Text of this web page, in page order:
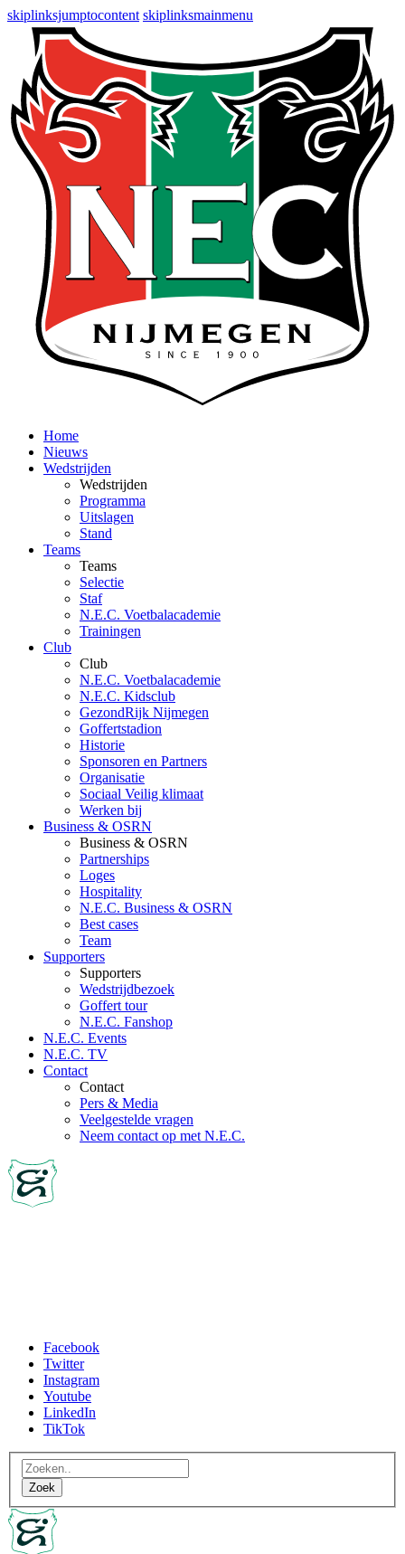
skiplinksjumptocontent skiplinksmainmenu
Home
Nieuws
Wedstrijden
Wedstrijden
Programma
Uitslagen
Stand
Teams
Teams
Selectie
Staf
N.E.C. Voetbalacademie
Trainingen
Club
Club
N.E.C. Voetbalacademie
N.E.C. Kidsclub
GezondRijk Nijmegen
Goffertstadion
Historie
Sponsoren en Partners
Organisatie
Sociaal Veilig klimaat
Werken bij
Business & OSRN
Business & OSRN
Partnerships
Loges
Hospitality
N.E.C. Business & OSRN
Best cases
Team
Supporters
Supporters
Wedstrijdbezoek
Goffert tour
N.E.C. Fanshop
N.E.C. Events
N.E.C. TV
Contact
Contact
Pers & Media
Veelgestelde vragen
Neem contact op met N.E.C.
Facebook
Twitter
Instagram
Youtube
LinkedIn
TikTok